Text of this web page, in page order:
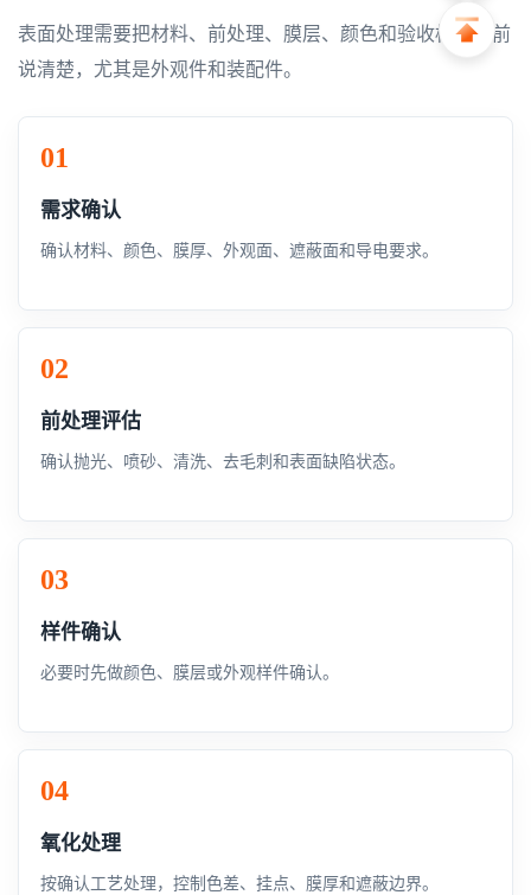
表面处理需要把材料、前处理、膜层、颜色和验收标准提前
说清楚，尤其是外观件和装配件。
需求确认
确认材料、颜色、膜厚、外观面、遮蔽面和导电要求。
前处理评估
确认抛光、喷砂、清洗、去毛刺和表面缺陷状态。
样件确认
必要时先做颜色、膜层或外观样件确认。
氧化处理
按确认工艺处理，控制色差、挂点、膜厚和遮蔽边界。